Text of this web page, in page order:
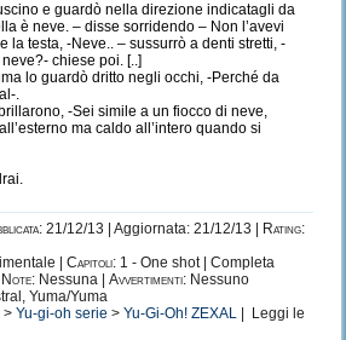
e guardò nella direzione indicatagli da
è neve. – disse sorridendo – Non l’avevi
la testa, -Neve.. – sussurrò a denti stretti, -
chiese poi. [..]
lo guardò dritto negli occhi, -Perché da
.
-Sei simile a un fiocco di neve,
ma caldo all’intero quando si
21/12/13 | Aggiornata: 21/12/13 |
Rating:
| Capitoli: 1 - One shot | Completa
Note: Nessuna | Avvertimenti: Nessuno
Yuma/Yuma
> Yu-gi-oh serie > Yu-Gi-Oh! ZEXAL | Leggi le